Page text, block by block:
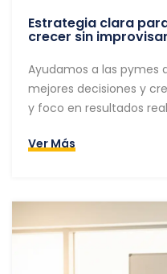
Estrategia clara
crecer sin
Ayudamos a las pymes
mejores decisiones y
y foco en resultados
Ver Más